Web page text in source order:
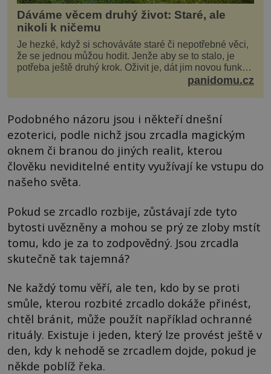
Dáváme věcem druhý život: Staré, ale
nikoli k ničemu
Je hezké, když si schováváte staré či nepotřebné věci,
že se jednou můžou hodit. Jenže aby se to stalo, je
potřeba ještě druhý krok. Oživit je, dát jim novou funkci
panidomu.cz
Podobného názoru jsou i někteří dnešní
ezoterici, podle nichž jsou zrcadla magickým
oknem či branou do jiných realit, kterou
člověku neviditelné entity využívají ke vstupu do
našeho světa.
Pokud se zrcadlo rozbije, zůstávají zde tyto
bytosti uvězněny a mohou se prý ze zloby mstít
tomu, kdo je za to zodpovědný. Jsou zrcadla
skutečně tak tajemná?
Ne každý tomu věří, ale ten, kdo by se proti
smůle, kterou rozbité zrcadlo dokáže přinést,
chtěl bránit, může použít například ochranné
rituály. Existuje i jeden, který lze provést ještě v
den, kdy k nehodě se zrcadlem dojde, pokud je
někde poblíž řeka.